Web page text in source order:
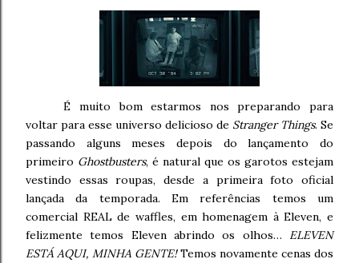
É muito bom estarmos nos preparando para
voltar para esse universo delicioso de Stranger Things. Se
passando alguns meses depois do lançamento do
primeiro Ghostbusters, é natural que os garotos estejam
vestindo essas roupas, desde a primeira foto oficial
lançada da temporada. Em referências temos um
comercial REAL de waffles, em homenagem à Eleven, e
felizmente temos Eleven abrindo os olhos… ELEVEN
ESTÁ AQUI, MINHA GENTE!Temos novamente cenas dos